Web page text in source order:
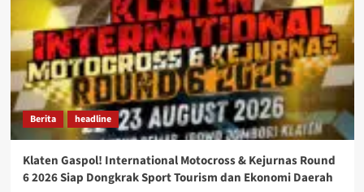
Berita headline
Klaten Gaspol! International Motocross & Kejurnas Round
6 2026 Siap Dongkrak Sport Tourism dan Ekonomi Daerah